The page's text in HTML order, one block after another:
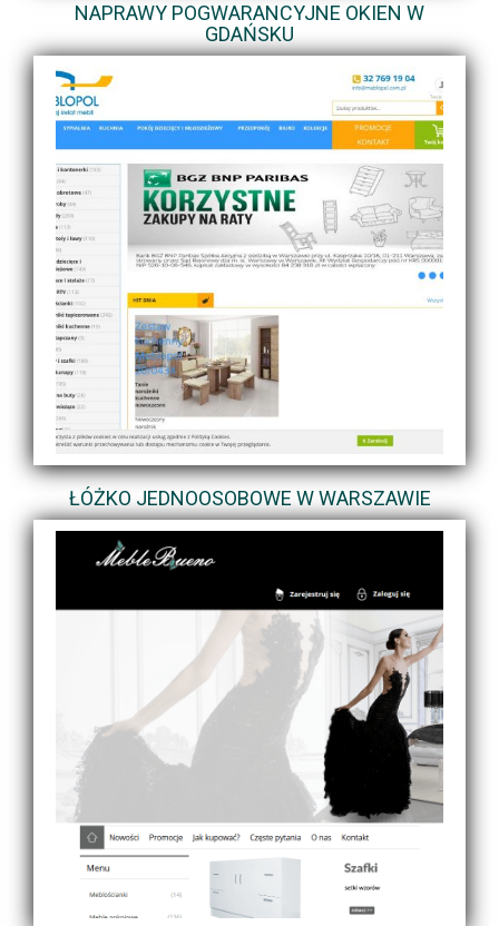
NAPRAWY POGWARANCYJNE OKIEN W
GDAŃSKU
ŁÓŻKO JEDNOOSOBOWE W WARSZAWIE